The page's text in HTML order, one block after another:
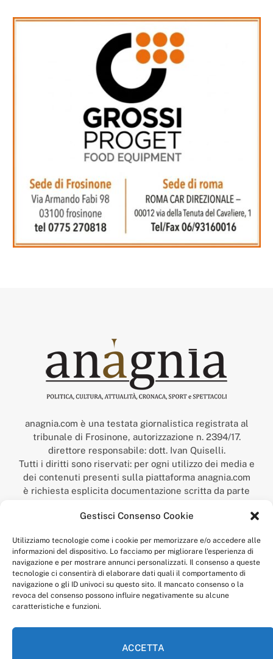
Gestisci Consenso Cookie
Utilizziamo tecnologie come i cookie per memorizzare e/o accedere alle
informazioni del dispositivo. Lo facciamo per migliorare l'esperienza di
navigazione e per mostrare annunci personalizzati. Il consenso a queste
tecnologie ci consentirà di elaborare dati quali il comportamento di
navigazione o gli ID univoci su questo sito. Il mancato consenso o la
revoca del consenso possono influire negativamente su alcune
caratteristiche e funzioni.
ACCETTA
anagnia.com è una testata giornalistica registrata al
tribunale di Frosinone, autorizzazione n. 2394/17.
direttore responsabile: dott. Ivan Quiselli.
Tutti i diritti sono riservati: per ogni utilizzo dei media e
dei contenuti presenti sulla piattaforma anagnia.com
è richiesta esplicita documentazione scritta da parte
“Anagnia” è un marchio registrato presso l’Ufficio Italiano
Economico,
num. registrazione: 302017000014044 del 9 febbraio 2017.
Per contatti:redazione@anagnia.com